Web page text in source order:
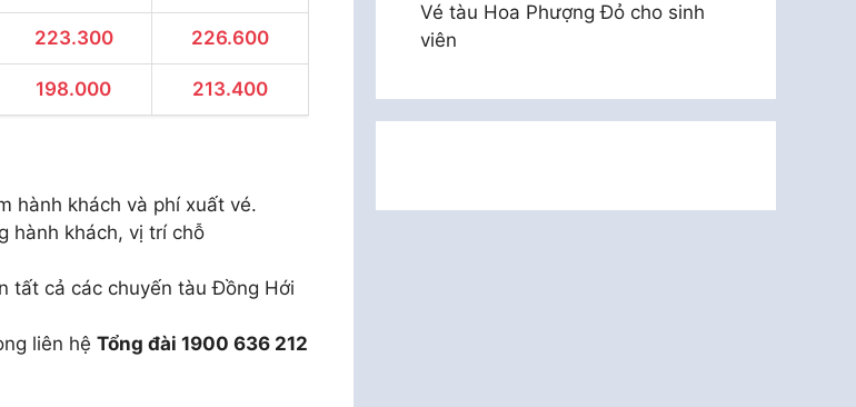
223.300 226.600
198.000 213.400
hành khách và phí xuất vé.
hành khách, vị trí chỗ
tất cả các chuyến tàu Đồng Hới
liên hệ Tổng đài 1900 636 212
Vé tàu Hoa Phượng Đỏ cho sinh
viên